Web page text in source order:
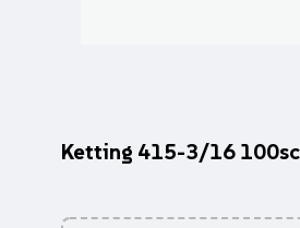
Ketting 415-3/16